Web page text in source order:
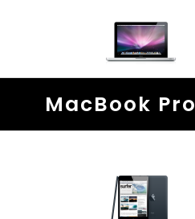
MacBook Pro